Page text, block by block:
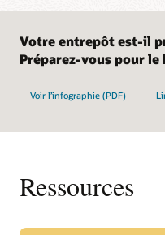
Votre entrepôt est-il
Préparez-vous pour le
Voir l’infographie (PDF)
Ressources